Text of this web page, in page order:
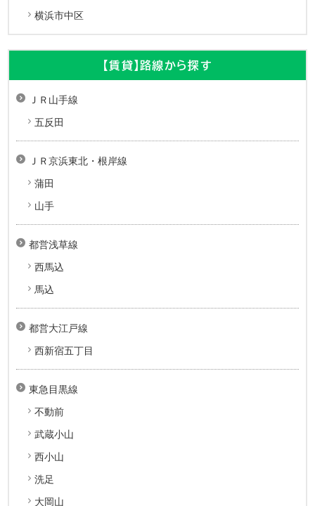
横浜市中区
【賃貸】路線から探す
ＪＲ山手線
五反田
ＪＲ京浜東北・根岸線
蒲田
山手
都営浅草線
西馬込
馬込
都営大江戸線
西新宿五丁目
東急目黒線
不動前
武蔵小山
西小山
洗足
大岡山